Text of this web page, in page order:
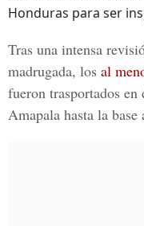
Honduras para ser
Tras una intensa
madrugada, los al
fueron trasportados
Amapala hasta la base